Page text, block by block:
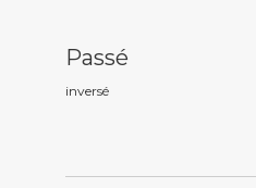
Passé
inversé